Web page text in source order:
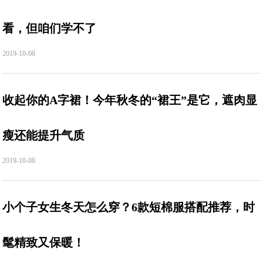
看，但咱们学不了
2019-10-08
收起你的A字裙！今年秋冬的“裙王”是它，遮肉显
瘦还能提升气质
2019-10-08
小个子女生冬天怎么穿？6款短棉服搭配推荐，时
髦精致又保暖！